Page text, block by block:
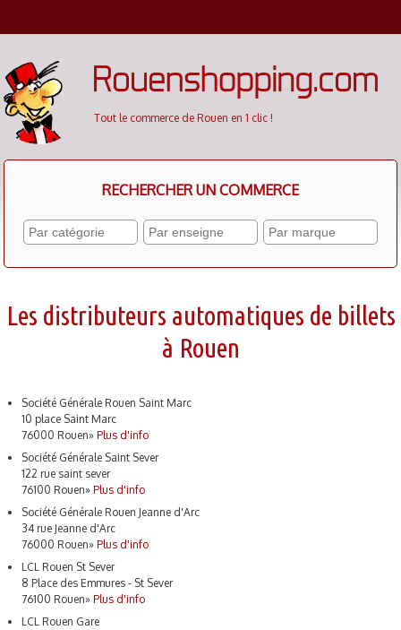
Tout le commerce de Rouen en 1 clic !
RECHERCHER UN COMMERCE
Les distributeurs automatiques de billets
à Rouen
Société Générale Rouen Saint Marc
10 place Saint Marc
76000 Rouen»Plus d'info
Société Générale Saint Sever
122 rue saint sever
76100 Rouen»Plus d'info
Société Générale Rouen Jeanne d'Arc
34 rue Jeanne d'Arc
76000 Rouen»Plus d'info
LCL Rouen St Sever
8 Place des Emmures - St Sever
76100 Rouen»Plus d'info
LCL Rouen Gare